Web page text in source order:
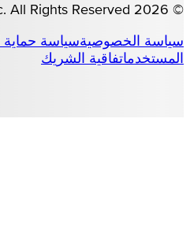
©
2026
All Rights Reserved
سياسة الخصوصيةسياسة حماية
المستخدماتفاقية الشريك